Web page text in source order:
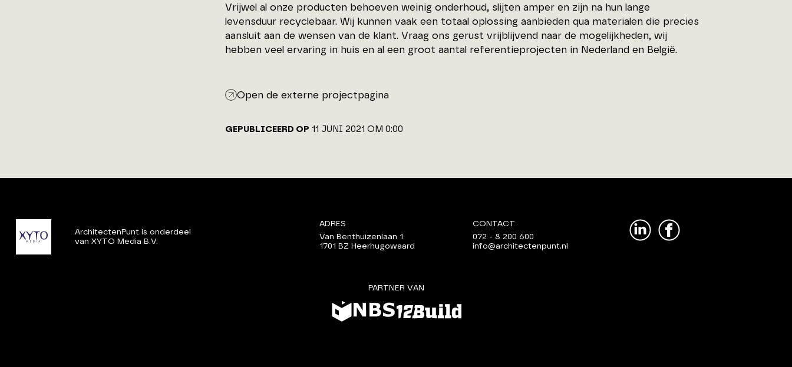
Vrijwel al onze producten behoeven weinig onderhoud, slijten amper en zijn na hun lange
levensduur recyclebaar. Wij kunnen vaak een totaal oplossing aanbieden qua materialen die precies
aansluit aan de wensen van de klant. Vraag ons gerust vrijblijvend naar de mogelijkheden, wij
hebben veel ervaring in huis en al een groot aantal referentieprojecten in Nederland en België.
Open de externe projectpagina
GEPUBLICEERD OP 11 JUNI 2021 OM 0:00
ArchitectenPunt is onderdeel
van XYTO Media B.V.
ADRES
Van Benthuizenlaan 1
1701 BZ Heerhugowaard
CONTACT
072 - 8 200 600
info@architectenpunt.nl
PARTNER VAN